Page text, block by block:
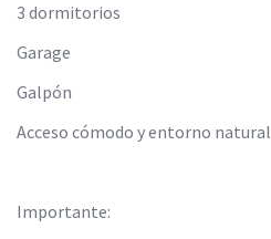
3 dormitorios
Garage
Galpón
Acceso cómodo y entorno natural
Importante: